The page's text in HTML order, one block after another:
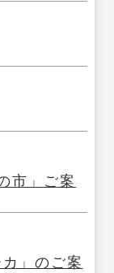
市」ご案
」のご案